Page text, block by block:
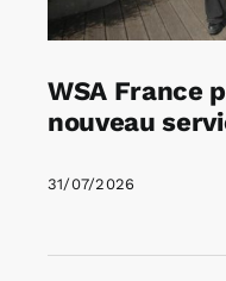
WSA France
nouveau
31/07/2026